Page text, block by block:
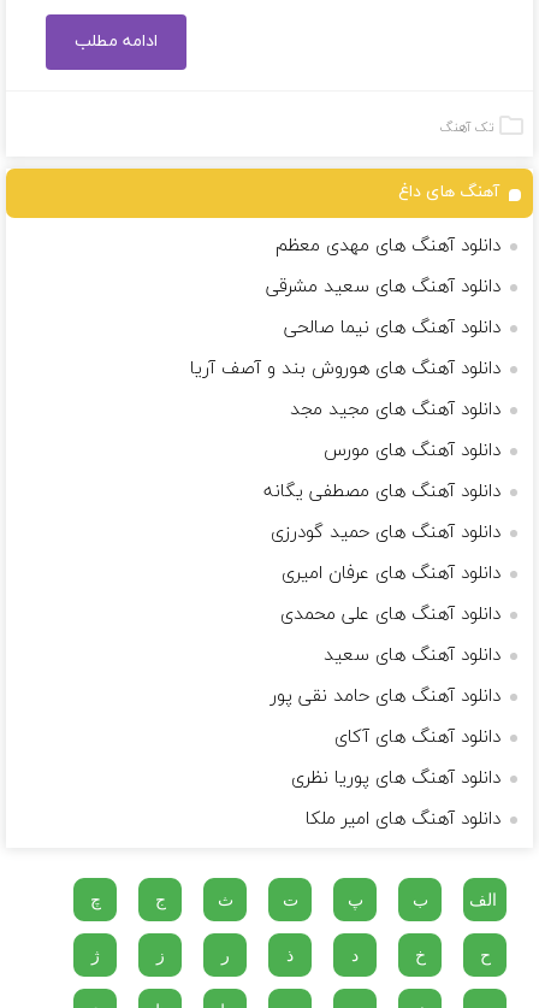
ادامه مطلب
تک آهنگ
آهنگ های داغ
دانلود آهنگ های مهدی معظم
دانلود آهنگ های سعید مشرقی
دانلود آهنگ های نیما صالحی
دانلود آهنگ های هوروش بند و آصف آریا
دانلود آهنگ های مجید مجد
دانلود آهنگ های مورس
دانلود آهنگ های مصطفی یگانه
دانلود آهنگ های حمید گودرزی
دانلود آهنگ های عرفان امیری
دانلود آهنگ های علی محمدی
دانلود آهنگ های سعید
دانلود آهنگ های حامد نقی پور
دانلود آهنگ های آکای
دانلود آهنگ های پوریا نظری
دانلود آهنگ های امیر ملکا
الف ب پ ت ث ج چ
ح خ د ذ ر ز ژ